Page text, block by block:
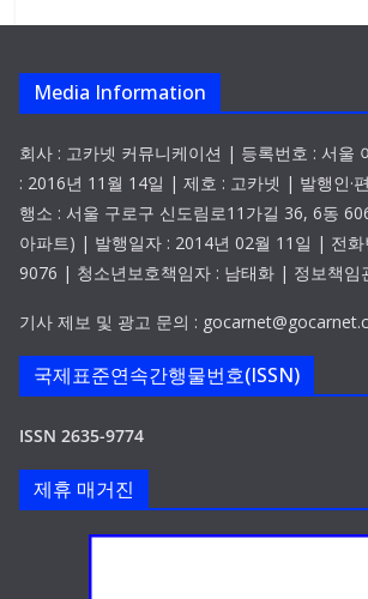
Media Information
회사 : 고카넷 커뮤니케이션 | 등록번호 : 서울
: 2016년 11월 14일 | 제호 : 고카넷 | 발행인·
행소 : 서울 구로구 신도림로11가길 36, 6동
아파트) | 발행일자 : 2014년 02월 11일 | 전화
9076 | 청소년보호책임자 : 남태화 | 정보책임
기사 제보 및 광고 문의 :
국제표준연속간행물번호(ISSN)
ISSN 2635-9774
제휴 매거진